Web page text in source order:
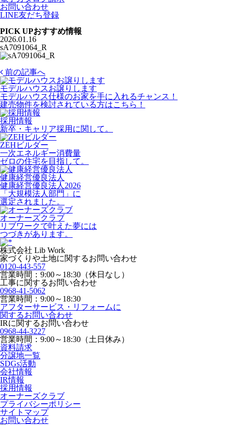
お問い合わせ
LINE友だち登録
PICK UPおすすめ情報
2026.01.16
sA7091064_R
前の記事へ
モデルハウスお譲りします
モデルハウス仕様のお家を手に入れるチャンス！
建売物件を検討されている方はこちら！
採用情報
新卒・キャリア採用に関して。
ZEHビルダー
一次エネルギー消費量
ゼロの住宅を目指して。
健康経営優良法人
健康経営優良法人2026
「大規模法人部門」に
選定されました。
オーナーズクラブ
リブワークで叶えた夢には
つづきがあります。
株式会社 Lib Work
家づくりや土地に関するお問い合わせ
0120-443-557
営業時間：9:00～18:30（休日なし）
工事に関するお問い合わせ
0968-41-5062
営業時間：9:00～18:30
アフターサービス・リフォームに
関するお問い合わせ
IRに関するお問い合わせ
0968-44-3227
営業時間：9:00～18:30（土日休み）
資料請求
分譲地一覧
SDGs活動
会社情報
IR情報
採用情報
オーナーズクラブ
プライバシーポリシー
サイトマップ
お問い合わせ